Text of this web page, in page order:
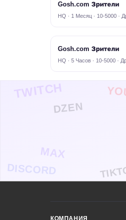
Gosh.com Зрители
HQ · 1 Месяц · 10-5000 ·
Gosh.com Зрители
HQ · 5 Часов · 10-5000 ·
TWITCH
DISCORD
DZEN
MAX
КОМПАНИЯ